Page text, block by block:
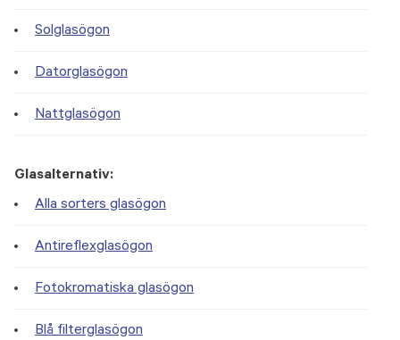
Solglasögon
Datorglasögon
Nattglasögon
Glasalternativ:
Alla sorters glasögon
Antireflexglasögon
Fotokromatiska glasögon
Blå filterglasögon